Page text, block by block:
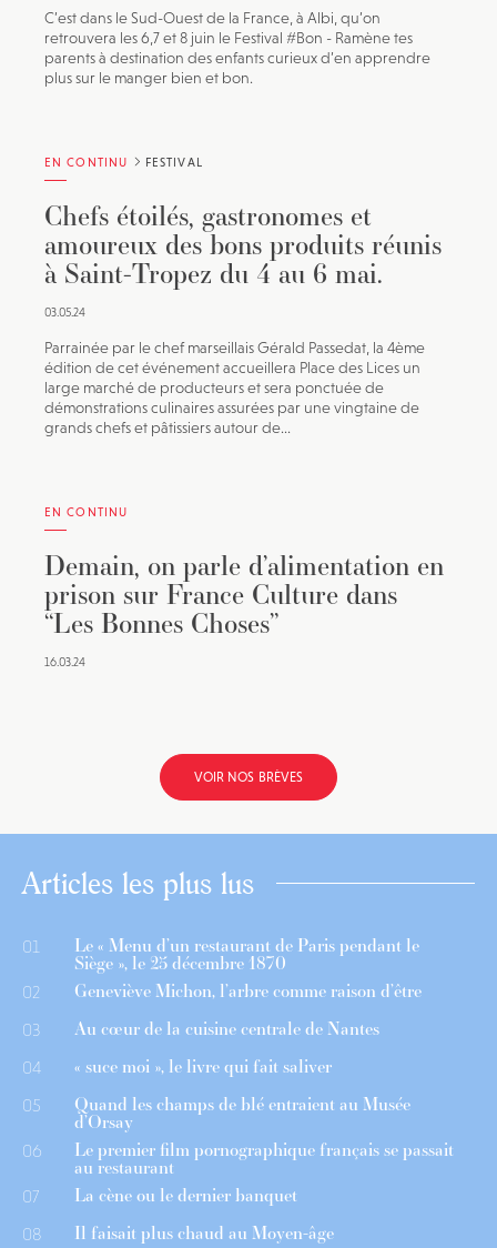
C’est dans le Sud-Ouest de la France, à Albi, qu’on
retrouvera les 6,7 et 8 juin le Festival #Bon - Ramène tes
parents à destination des enfants curieux d’en apprendre
plus sur le manger bien et bon.
EN CONTINU FESTIVAL
Chefs étoilés, gastronomes et
amoureux des bons produits réunis
à Saint-Tropez du 4 au 6 mai.
03.05.24
Parrainée par le chef marseillais Gérald Passedat, la 4ème
édition de cet événement accueillera Place des Lices un
large marché de producteurs et sera ponctuée de
démonstrations culinaires assurées par une vingtaine de
grands chefs et pâtissiers autour de...
EN CONTINU
Demain, on parle d’alimentation en
prison sur France Culture dans
“Les Bonnes Choses”
16.03.24
VOIR NOS BRÈVES
Articles les plus lus
01 Le « Menu d’un restaurant de Paris pendant le
Siège », le 25 décembre 1870
02 Geneviève Michon, l’arbre comme raison d’être
03 Au cœur de la cuisine centrale de Nantes
04 « suce moi », le livre qui fait saliver
05 Quand les champs de blé entraient au Musée
d’Orsay
06 Le premier film pornographique français se passait
au restaurant
07 La cène ou le dernier banquet
08 Il faisait plus chaud au Moyen-âge